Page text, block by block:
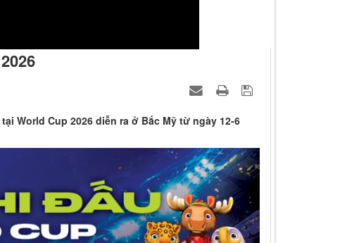
World Cup 2026 diễn ra ở Bắc Mỹ từ ngày 12-6